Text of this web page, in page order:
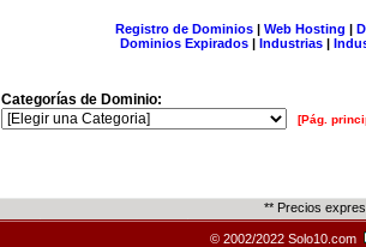
Registro de Dominios| Web Hosting |
Dominios Expirados | Industrias |
Categorías de Dominio:
[Pág.
** Precios
© 2002/2022 Solo10.com